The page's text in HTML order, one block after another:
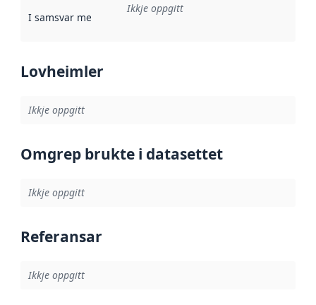
I samsvar med Referanse til ei implementeringsregel eller
Ikkje oppgitt
Lovheimler
Ikkje oppgitt
Omgrep brukte i datasettet
Ikkje oppgitt
Referansar
Ikkje oppgitt